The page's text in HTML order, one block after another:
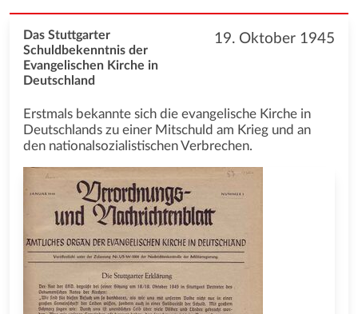
19. Oktober 1945
Das Stuttgarter
Schuldbekenntnis der
Evangelischen Kirche in
Deutschland
Erstmals bekannte sich die evangelische Kirche in
Deutschlands zu einer Mitschuld am Krieg und an
den nationalsozialistischen Verbrechen.